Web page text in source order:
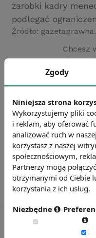
zarobki kadry
podlegać
Źródło:
Chcesz
Zobacz
Zgody
Niniejsza strona
Wykorzystujemy pliki
i reklam, aby oferować
analizować ruch w
korzystasz z naszej
społecznościowym,
Partnerzy mogą
otrzymanymi od Ciebie
korzystania z ich usług.
Niezbędne